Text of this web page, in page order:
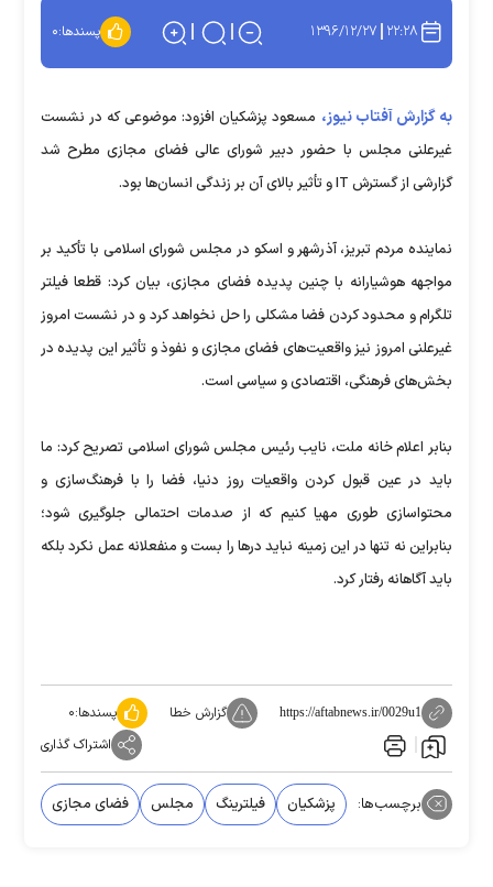
۲۲:۲۸ ۱۳۹۶/۱۲/۲۷ پسندها:۰
به گزارش آفتاب نیوز، مسعود پزشکیان افزود: موضوعی که در نشست
غیرعلنی مجلس با حضور دبیر شورای عالی فضای مجازی مطرح شد
گزارشی از گسترش IT و تأثیر بالای آن بر زندگی انسا‌ن‌ها بود.
نماینده مردم تبریز، آذرشهر و اسکو در مجلس شورای اسلامی با تأکید بر
مواجهه هوشیارانه با چنین پدیده‌‌ فضای مجازی، بیان کرد: قطعا فیلتر
تلگرام و محدود کردن فضا مشکلی را حل نخواهد کرد و در نشست امروز
غیرعلنی امروز نیز واقعیت‌های فضای مجازی و نفوذ و تأثیر این پدیده در
بخش‌های فرهنگی، اقتصادی و سیاسی است.
بنابر اعلام خانه ملت، نایب رئیس مجلس شورای اسلامی تصریح کرد: ما
باید در عین قبول کردن واقعیات روز دنیا، فضا را با فرهنگ‌سازی و
محتواسازی طوری مهیا کنیم که از صدمات احتمالی جلوگیری شود؛
بنابراین نه تنها در این زمینه نباید درها را بست و منفعلانه عمل نکرد بلکه
باید آگاهانه رفتار کرد.
https://aftabnews.ir/0029u1 گزارش خطا پسندها:۰
اشتراک گذاری
برچسب‌ها: پزشکیان فیلترینگ مجلس فضای مجازی